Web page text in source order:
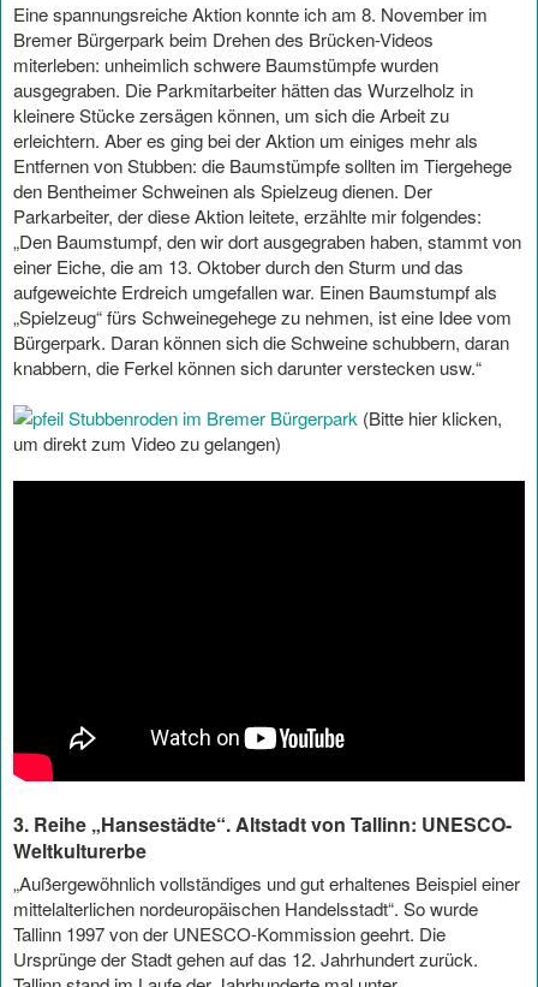
Eine spannungsreiche Aktion konnte ich am 8. November im
Bremer Bürgerpark beim Drehen des Brücken-Videos
miterleben: unheimlich schwere Baumstümpfe wurden
ausgegraben. Die Parkmitarbeiter hätten das Wurzelholz in
kleinere Stücke zersägen können, um sich die Arbeit zu
erleichtern. Aber es ging bei der Aktion um einiges mehr als
Entfernen von Stubben: die Baumstümpfe sollten im Tiergehege
den Bentheimer Schweinen als Spielzeug dienen. Der
Parkarbeiter, der diese Aktion leitete, erzählte mir folgendes:
„Den Baumstumpf, den wir dort ausgegraben haben, stammt von
einer Eiche, die am 13. Oktober durch den Sturm und das
aufgeweichte Erdreich umgefallen war. Einen Baumstumpf als
„Spielzeug“ fürs Schweinegehege zu nehmen, ist eine Idee vom
Bürgerpark. Daran können sich die Schweine schubbern, daran
knabbern, die Ferkel können sich darunter verstecken usw.“
Stubbenroden im Bremer Bürgerpark (Bitte hier klicken,
um direkt zum Video zu gelangen)
3. Reihe „Hansestädte“. Altstadt von Tallinn: UNESCO-
Weltkulturerbe
„Außergewöhnlich vollständiges und gut erhaltenes Beispiel einer
mittelalterlichen nordeuropäischen Handelsstadt“. So wurde
Tallinn 1997 von der UNESCO-Kommission geehrt. Die
Ursprünge der Stadt gehen auf das 12. Jahrhundert zurück.